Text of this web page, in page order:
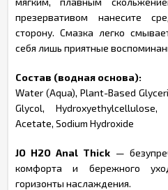
презервативом нанесите
сторону. Смазка легко
себя лишь приятные
Состав (водная основа):
Water (Aqua), Plant-Based
Glycol,
Acetate, Sodium Hydroxide
JO H2O Anal Thick —
комфорта и бережного
горизонты наслаждения.